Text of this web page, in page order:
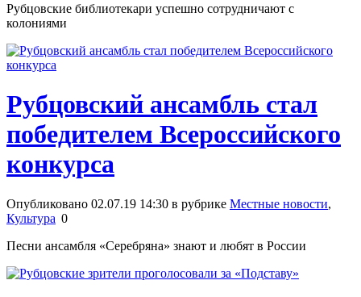
Рубцовские библиотекари успешно сотрудничают с
колониями
Рубцовский ансамбль стал
победителем Всероссийского
конкурса
Опубликовано 02.07.19 14:30 в рубрике Местные новости,
Культура 0
Песни ансамбля «Серебряна» знают и любят в России